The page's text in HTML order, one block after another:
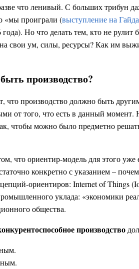
что ленивый. С больших трибун
«мы проиграли (выступление на
года). Но что делать тем, кто не
свои ум, силы, ресурсы? Как им
производство?
производство должно быть
от того, что есть в данный
чтобы можно было предметно
что ориентир-модель для этого
конкретно с указанием –
ориентиров: Internet of Things
уклада: «экономики
общества.
производство